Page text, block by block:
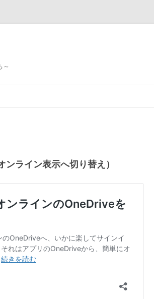
～
ライン表示へ切り替え）